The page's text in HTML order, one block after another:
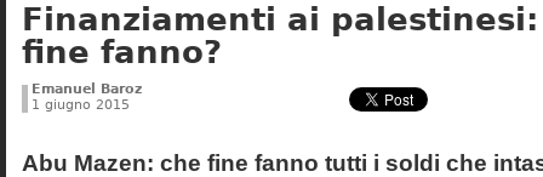
Non dimenticare Storia di Israele
Finanziamenti ai
fine fanno?
Emanuel Baroz
1 giugno 2015
Abu Mazen: che fine fanno tutti i soldi che